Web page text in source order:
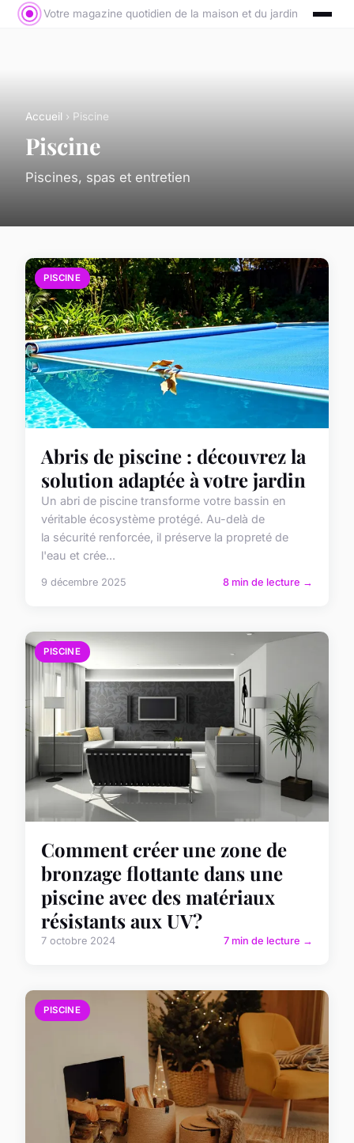
Votre magazine quotidien de la maison et du jardin
Accueil › Piscine
Piscine
Piscines, spas et entretien
PISCINE
Abris de piscine : découvrez la
solution adaptée à votre jardin
Un abri de piscine transforme votre bassin en
véritable écosystème protégé. Au-delà de
la sécurité renforcée, il préserve la propreté de
l'eau et crée...
9 décembre 2025 8 min de lecture →
PISCINE
Comment créer une zone de
bronzage flottante dans une
piscine avec des matériaux
résistants aux UV?
7 octobre 2024 7 min de lecture →
PISCINE